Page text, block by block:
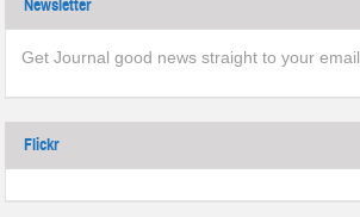
Newsletter
Get Journal good news straight to your email.
Flickr